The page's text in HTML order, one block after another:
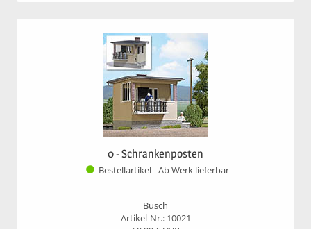
0 - Schrankenposten
Bestellartikel - Ab Werk lieferbar
Busch
Artikel-Nr.: 10021